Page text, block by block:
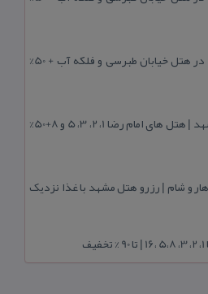
لیست هتل آپارتمان های مشهد در هتل خیابان طبرسی و فلکه آب + 50%
رزرو هتل در خیابان امام رضا مشهد | هتل‌ های امام رضا 1، 2، 3، 5 و 8+50%
و شام | رزرو هتل مشهد با غذا نزدیک